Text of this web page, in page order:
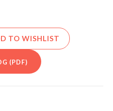
TO WISHLIST
(PDF)